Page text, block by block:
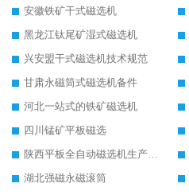
安徽铁矿干式磁选机
黑龙江钛尾矿湿式磁选机
兴安盟干式磁选机技术规范
甘肃永磁筒式磁选机备件
河北一站式的铁矿磁选机
四川锰矿平板磁选
陕西平板全自动磁选机生产厂家
湖北强磁永磁滚筒